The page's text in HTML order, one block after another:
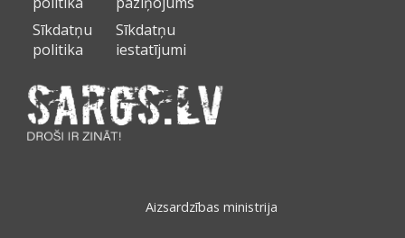
Sīkdatņu
politika
Sīkdatņu
iestatījumi
Aizsardzības ministrija